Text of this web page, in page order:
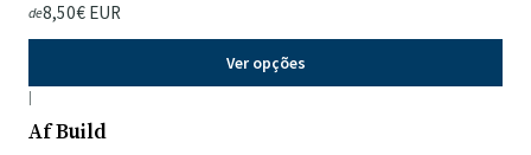
de8,50€ EUR
Ver opções
|
Af Build